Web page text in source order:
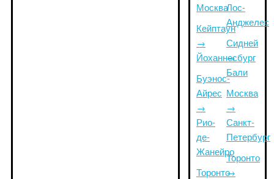
Москва
Кейптаун
→
Йоханнесбург
Буэнос-
Айрес
→
Рио-
де-
Жанейро
Торонто
Лос-
Анджелес
Сидней
→
Бали
Москва
→
Санкт-
Петербург
Торонто
→